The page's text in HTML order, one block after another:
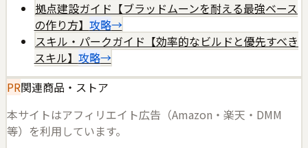
拠点建設ガイド【ブラッドムーンを耐える最強ベース
の作り方】 攻略→
スキル・パークガイド【効率的なビルドと優先すべき
スキル】 攻略→
PR関連商品・ストア
本サイトはアフィリエイト広告（Amazon・楽天・DMM
等）を利用しています。